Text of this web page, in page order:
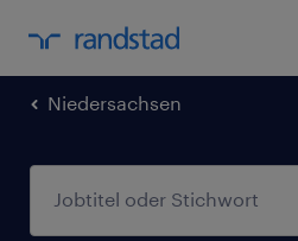
Niedersachsen